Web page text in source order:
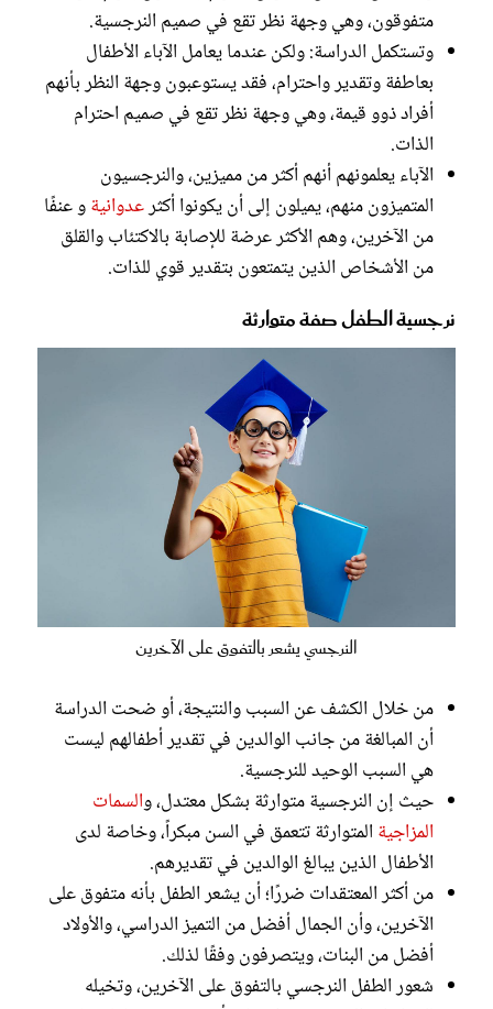
متفوقون، وهي وجهة نظر تقع في صميم النرجسية.
وتستكمل الدراسة: ولكن عندما يعامل الآباء الأطفال
بعاطفة وتقدير واحترام، فقد يستوعبون وجهة النظر بأنهم
أفراد ذوو قيمة، وهي وجهة نظر تقع في صميم احترام
الذات.
الآباء يعلمونهم أنهم أكثر من مميزين، والنرجسيون
المتميزون منهم، يميلون إلى أن يكونوا أكثرعدوانيةو عنفًا
من الآخرين، وهم الأكثر عرضة للإصابة بالاكتئاب والقلق
من الأشخاص الذين يتمتعون بتقدير قوي للذات.
نرجسية الطفل صفة متوارثة
النرجسي يشعر بالتفوق على الآخرين
من خلال الكشف عن السبب والنتيجة، أو ضحت الدراسة
أن المبالغة من جانب الوالدين في تقدير أطفالهم ليست
هي السبب الوحيد للنرجسية.
حيث إن النرجسية متوارثة بشكل معتدل، والسمات
المزاجية المتوارثة تتعمق في السن مبكراً، وخاصة لدى
الأطفال الذين يبالغ الوالدين في تقديرهم.
من أكثر المعتقدات ضررًا؛ أن يشعر الطفل بأنه متفوق على
الآخرين، وأن الجمال أفضل من التميز الدراسي، والأولاد
أفضل من البنات، ويتصرفون وفقًا لذلك.
شعور الطفل النرجسي بالتفوق على الآخرين، وتخيله